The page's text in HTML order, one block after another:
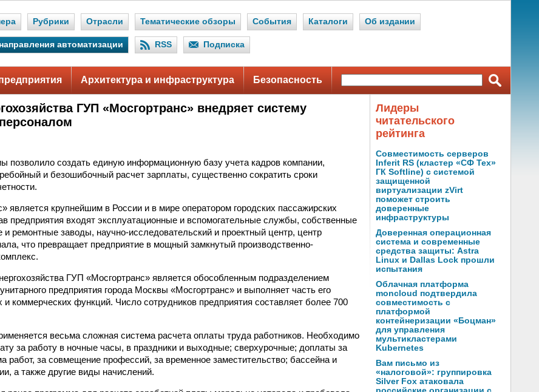
Рубрики Отрасли Тематические обзоры События Каталоги Об издании
автоматизации RSS Подписка
Архитектура и инфраструктура Безопасность
ГУП «Мосгортранс» внедряет систему
позволило создать единую информационную базу учета кадров компании,
и безошибочный расчет зарплаты, существенно сократить сроки
является крупнейшим в России и в мире оператором городских пассажирских
предприятия входят эксплуатационные и вспомогательные службы, собственные
и ремонтные заводы, научно-исследовательский и проектный центр, центр
что превращает предприятие в мощный замкнутый производственно-
ГУП «Мосгортранс» является обособленным подразделением
унитарного предприятия города Москвы «Мосгортранс» и выполняет часть его
и коммерческих функций. Число сотрудников предприятия составляет более 700
весьма сложная система расчета оплаты труда работников. Необходимо
за работу в ночные часы, в праздники и выходные; сверхурочные; доплаты за
работ, за совмещение профессий, за временное заместительство; бассейна и
а также другие виды начислений.
Лидеры
читательского
рейтинга
Совместимость серверов
Inferit RS (кластер «СФ Тех»
ГК Softline) с системой
защищенной
виртуализации zVirt
поможет строить
доверенные
инфраструктуры
Доверенная операционная
система и современные
средства защиты: Astra
Linux и Dallas Lock прошли
испытания
Облачная платформа
moncloud подтвердила
совместимость с
платформой
контейнеризации «Боцман»
для управления
мультикластерами
Kubernetes
Вам письмо из
«налоговой»: группировка
Silver Fox атаковала